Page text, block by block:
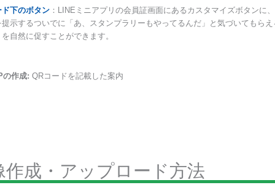
下のボタン ：LINEミニアプリの会員証画面にあるカスタマイズボタンに
示するついでに「あ、スタンプラリーもやってるんだ」と気づいてもら
自然に促すことができます。
の作成: QRコードを記載した案内
作成・アップロード方法